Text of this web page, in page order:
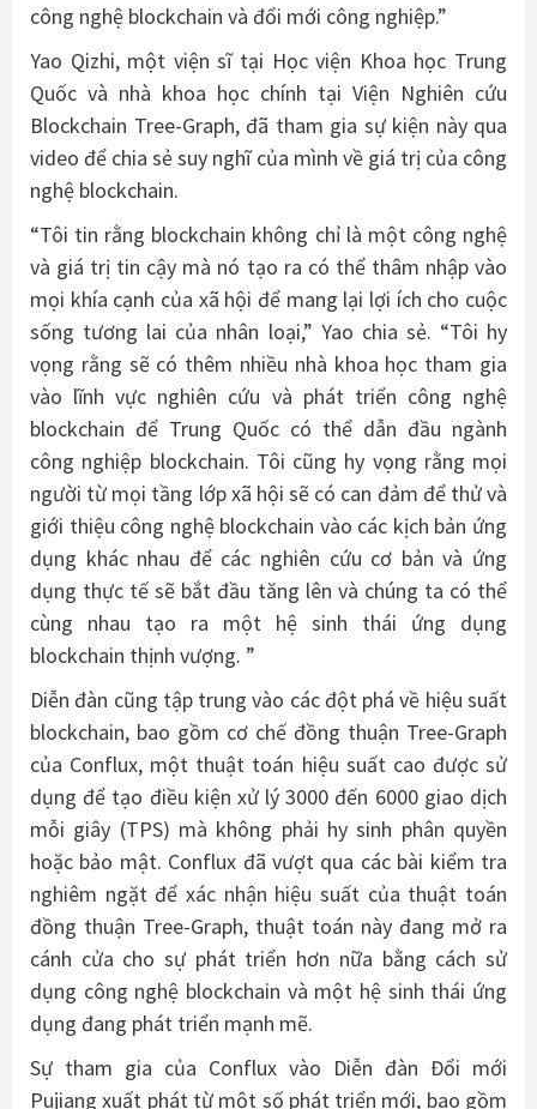
công nghệ blockchain và đổi mới công nghiệp.”
Yao Qizhi, một viện sĩ tại Học viện Khoa học Trung
Quốc và nhà khoa học chính tại Viện Nghiên cứu
Blockchain Tree-Graph, đã tham gia sự kiện này qua
video để chia sẻ suy nghĩ của mình về giá trị của công
nghệ blockchain.
“Tôi tin rằng blockchain không chỉ là một công nghệ
và giá trị tin cậy mà nó tạo ra có thể thâm nhập vào
mọi khía cạnh của xã hội để mang lại lợi ích cho cuộc
sống tương lai của nhân loại,” Yao chia sẻ. “Tôi hy
vọng rằng sẽ có thêm nhiều nhà khoa học tham gia
vào lĩnh vực nghiên cứu và phát triển công nghệ
blockchain để Trung Quốc có thể dẫn đầu ngành
công nghiệp blockchain. Tôi cũng hy vọng rằng mọi
người từ mọi tầng lớp xã hội sẽ có can đảm để thử và
giới thiệu công nghệ blockchain vào các kịch bản ứng
dụng khác nhau để các nghiên cứu cơ bản và ứng
dụng thực tế sẽ bắt đầu tăng lên và chúng ta có thể
cùng nhau tạo ra một hệ sinh thái ứng dụng
blockchain thịnh vượng. ”
Diễn đàn cũng tập trung vào các đột phá về hiệu suất
blockchain, bao gồm cơ chế đồng thuận Tree-Graph
của Conflux, một thuật toán hiệu suất cao được sử
dụng để tạo điều kiện xử lý 3000 đến 6000 giao dịch
mỗi giây (TPS) mà không phải hy sinh phân quyền
hoặc bảo mật. Conflux đã vượt qua các bài kiểm tra
nghiêm ngặt để xác nhận hiệu suất của thuật toán
đồng thuận Tree-Graph, thuật toán này đang mở ra
cánh cửa cho sự phát triển hơn nữa bằng cách sử
dụng công nghệ blockchain và một hệ sinh thái ứng
dụng đang phát triển mạnh mẽ.
Sự tham gia của Conflux vào Diễn đàn Đổi mới
Pujiang xuất phát từ một số phát triển mới, bao gồm